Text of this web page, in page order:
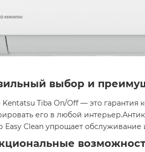
выбор и
Tiba On/Off — это гарантия
его в любой
Easy Clean упрощает обслуживание